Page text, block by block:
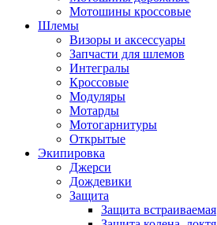
Мотошины кроссовые
Шлемы
Визоры и аксессуары
Запчасти для шлемов
Интегралы
Кроссовые
Модуляры
Мотарды
Мотогарнитуры
Открытые
Экипировка
Джерси
Дождевики
Защита
Защита встраиваемая